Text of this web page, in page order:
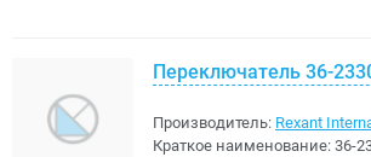
Переключатель 36-
Производитель: Rexant
Краткое наименование: 36-